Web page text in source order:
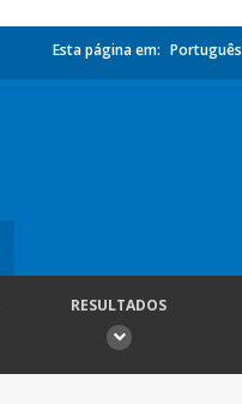
Esta página em: Português
RESULTADOS